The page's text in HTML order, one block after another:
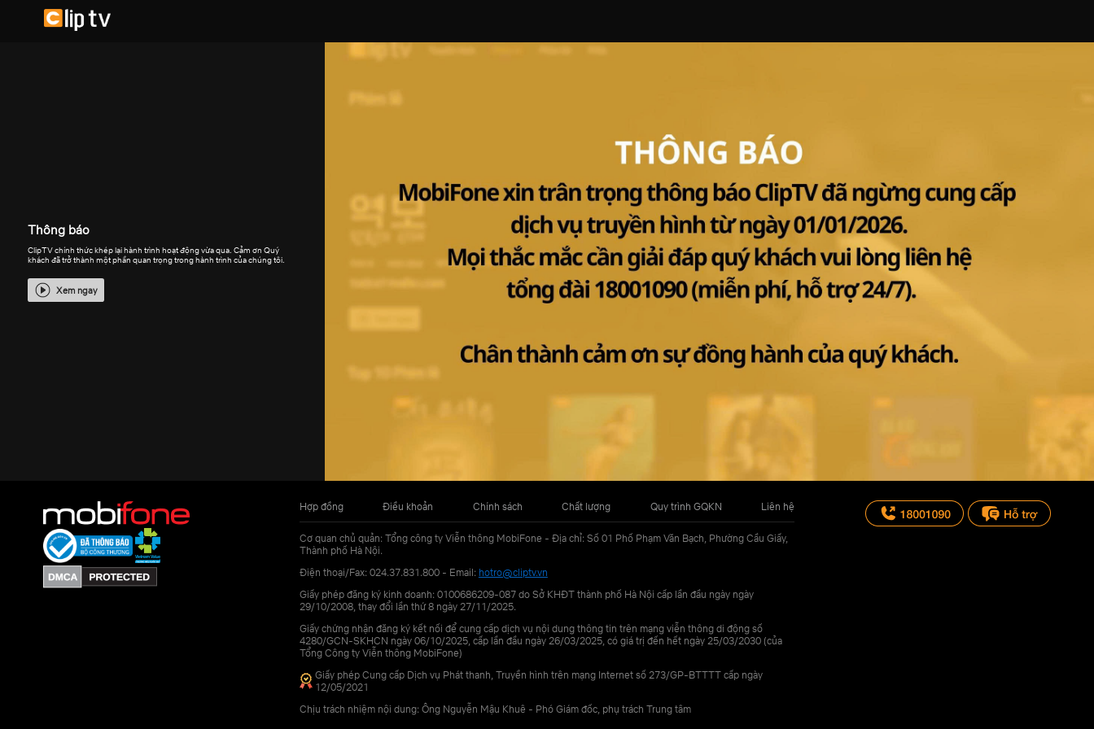
Thông báo
ClipTV chính thức khép lại hành trình hoạt động vừa qua. Cảm ơn Quý
khách đã trở thành một phần quan trọng trong hành trình của chúng tôi.
Xem ngay
Hợp đồng Điều khoản Chính sách Chất lượng Quy trình GQKN Liên hệ
Cơ quan chủ quản: Tổng công ty Viễn thông MobiFone - Địa chỉ: Số 01 Phố Phạm Văn Bạch, Phường Cầu Giấy,
Thành phố Hà Nội.
Điện thoại/Fax: 024.37.831.800 - Email: hotro@cliptv.vn
Giấy phép đăng ký kinh doanh: 0100686209-087 do Sở KHĐT thành phố Hà Nội cấp lần đầu ngày ngày
29/10/2008, thay đổi lần thứ 8 ngày 27/11/2025.
Giấy chứng nhận đăng ký kết nối để cung cấp dịch vụ nội dung thông tin trên mạng viễn thông di động số
4280/GCN-SKHCN ngày 06/10/2025, cấp lần đầu ngày 26/03/2025, có giá trị đến hết ngày 25/03/2030 (của
Tổng Công ty Viễn thông MobiFone)
Giấy phép Cung cấp Dịch vụ Phát thanh, Truyền hình trên mạng Internet số 273/GP-BTTTT cấp ngày
12/05/2021
Chịu trách nhiệm nội dung: Ông Nguyễn Mậu Khuê - Phó Giám đốc, phụ trách Trung tâm